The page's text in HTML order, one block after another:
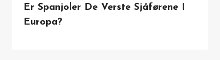
Er Spanjoler De Verste Sjåførene I
Europa?